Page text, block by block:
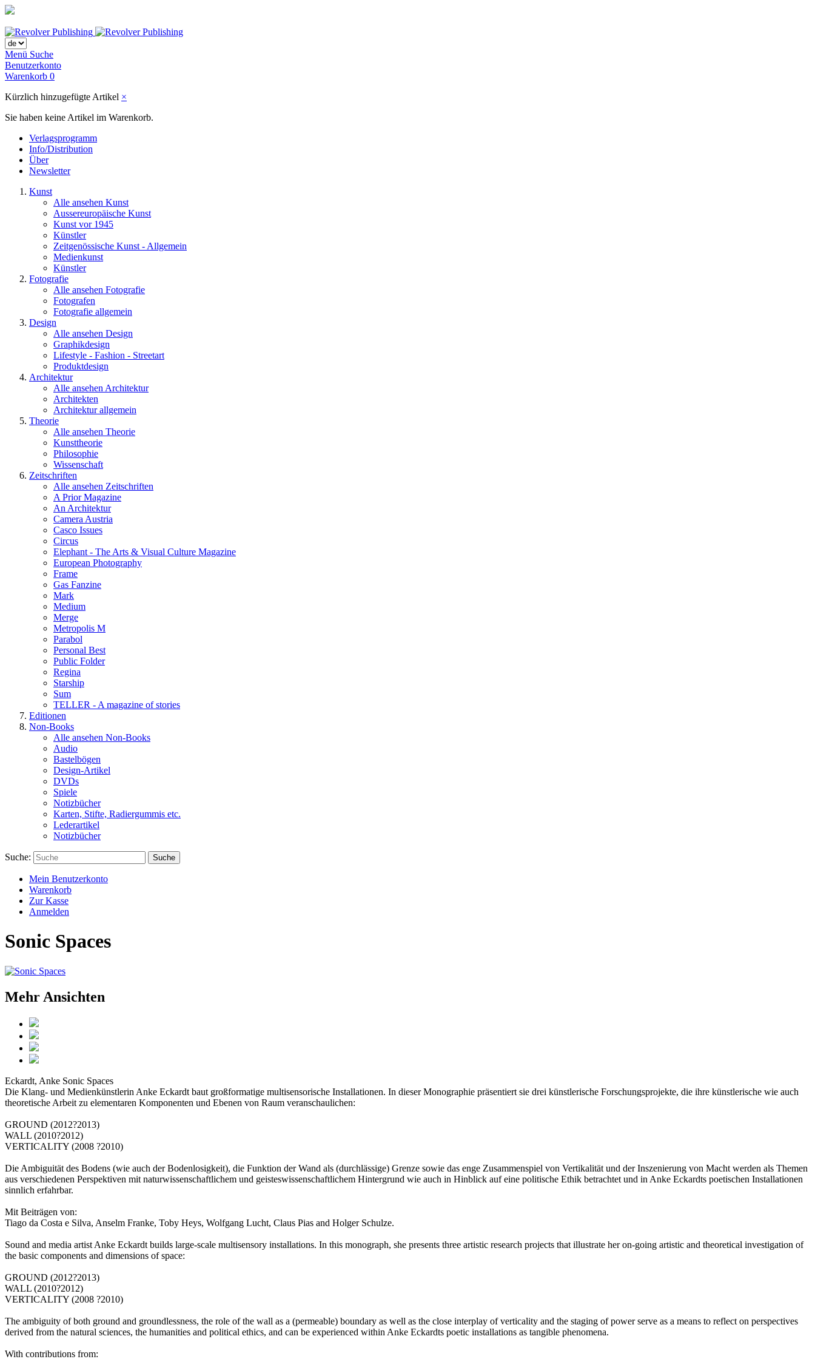
Menü Suche
Benutzerkonto
Warenkorb 0
Kürzlich hinzugefügte Artikel ×
Sie haben keine Artikel im Warenkorb.
Verlagsprogramm
Info/Distribution
Über
Newsletter
Kunst
Alle ansehen Kunst
Aussereuropäische Kunst
Kunst vor 1945
Künstler
Zeitgenössische Kunst - Allgemein
Medienkunst
Künstler
Fotografie
Alle ansehen Fotografie
Fotografen
Fotografie allgemein
Design
Alle ansehen Design
Graphikdesign
Lifestyle - Fashion - Streetart
Produktdesign
Architektur
Alle ansehen Architektur
Architekten
Architektur allgemein
Theorie
Alle ansehen Theorie
Kunsttheorie
Philosophie
Wissenschaft
Zeitschriften
Alle ansehen Zeitschriften
A Prior Magazine
An Architektur
Camera Austria
Casco Issues
Circus
Elephant - The Arts & Visual Culture Magazine
European Photography
Frame
Gas Fanzine
Mark
Medium
Merge
Metropolis M
Parabol
Personal Best
Public Folder
Regina
Starship
Sum
TELLER - A magazine of stories
Editionen
Non-Books
Alle ansehen Non-Books
Audio
Bastelbögen
Design-Artikel
DVDs
Spiele
Notizbücher
Karten, Stifte, Radiergummis etc.
Lederartikel
Notizbücher
Suche: Suche
Mein Benutzerkonto
Warenkorb
Zur Kasse
Anmelden
Sonic Spaces
Mehr Ansichten
Eckardt, Anke Sonic Spaces
Die Klang- und Medienkünstlerin Anke Eckardt baut großformatige multisensorische Installationen. In dieser Monographie präsentiert sie drei künstlerische Forschungsprojekte, die ihre künstlerische wie auch
theoretische Arbeit zu elementaren Komponenten und Ebenen von Raum veranschaulichen:
GROUND (2012?2013)
WALL (2010?2012)
VERTICALITY (2008 ?2010)
Die Ambiguität des Bodens (wie auch der Bodenlosigkeit), die Funktion der Wand als (durchlässige) Grenze sowie das enge Zusammenspiel von Vertikalität und der Inszenierung von Macht werden als Themen
aus verschiedenen Perspektiven mit naturwissenschaftlichem und geisteswissenschaftlichem Hintergrund wie auch in Hinblick auf eine politische Ethik betrachtet und in Anke Eckardts poetischen Installationen
sinnlich erfahrbar.
Mit Beiträgen von:
Tiago da Costa e Silva, Anselm Franke, Toby Heys, Wolfgang Lucht, Claus Pias and Holger Schulze.
Sound and media artist Anke Eckardt builds large-scale multisensory installations. In this monograph, she presents three artistic research projects that illustrate her on-going artistic and theoretical investigation of
the basic components and dimensions of space:
GROUND (2012?2013)
WALL (2010?2012)
VERTICALITY (2008 ?2010)
The ambiguity of both ground and groundlessness, the role of the wall as a (permeable) boundary as well as the close interplay of verticality and the staging of power serve as a means to reflect on perspectives
derived from the natural sciences, the humanities and political ethics, and can be experienced within Anke Eckardts poetic installations as tangible phenomena.
With contributions from: